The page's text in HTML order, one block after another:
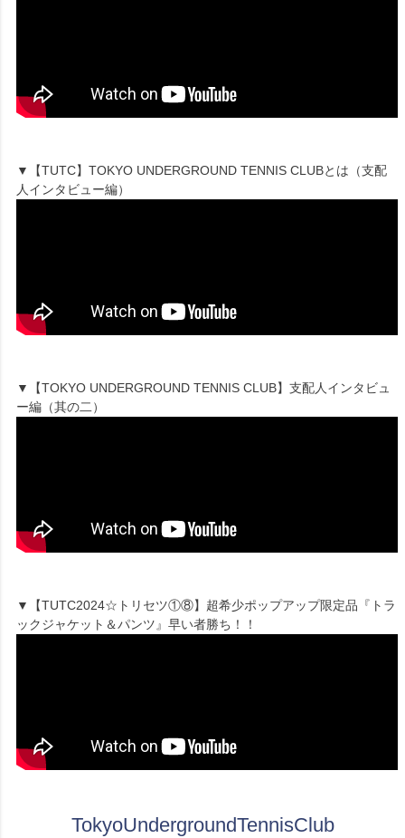
▼【TUTC】TOKYO UNDERGROUND TENNIS CLUBとは（支配
人インタビュー編）
▼【TOKYO UNDERGROUND TENNIS CLUB】支配人インタビュ
ー編（其の二）
▼【TUTC2024☆トリセツ①⑧】超希少ポップアップ限定品『トラ
ックジャケット＆パンツ』早い者勝ち！！
TokyoUndergroundTennisClub